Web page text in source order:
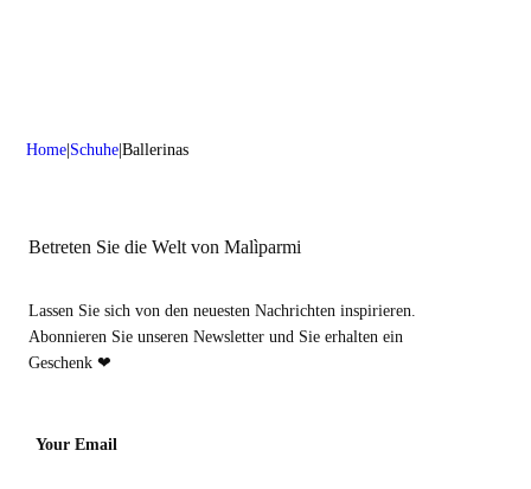
Home Schuhe Ballerinas
Betreten Sie die Welt von Malìparmi
Lassen Sie sich von den neuesten Nachrichten inspirieren.
Abonnieren Sie unseren Newsletter und Sie erhalten ein
Geschenk ❤
Your Email